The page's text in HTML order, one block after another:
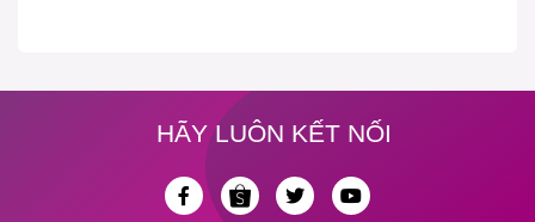
HÃY LUÔN KẾT NỐI